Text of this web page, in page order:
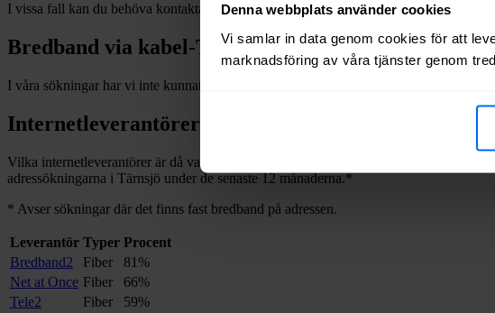
Denna webbplats använder cookies
Vi samlar in data genom cookies för att
marknadsföring av våra tjänster genom
I vissa fall kan du behöva kontakta en nätägare direkt. Se listan över nätägare i
Bredband via kabel-TV iTärnsjö
I våra sökningar har vi inte kunnat hitta några adresser med bredband via kabel-TV
Internetleverantörer i
Vilka internetleverantörer är då vanliga i
, och på hur många av adresserna
adressökningarna i Tärnsjö under de senaste 12 månaderna.*
* Avser sökningar där det finns fast bredband på adressen.
Leverantör Typer Procent
Bredband2
Fiber
81%
Net at Once Fiber
66%
Tele2
Fiber
59%